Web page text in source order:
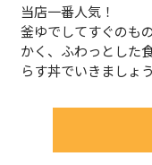
当店一番人気！
釜ゆでしてすぐのも
かく、ふわっとした
らす丼でいきましょう